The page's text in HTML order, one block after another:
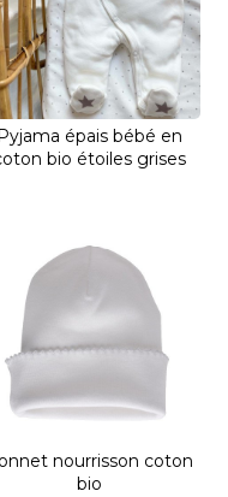
épais bébé en
bio étoiles grises
nourrisson coton
bio